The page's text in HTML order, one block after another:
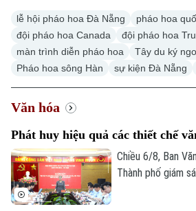
Chuyên mục
lễ hội pháo hoa Đà Nẵng
pháo hoa
đội pháo hoa Canada
đội pháo hoa
màn trình diễn pháo hoa
Tây du ký
Pháo hoa sông Hàn
sự kiện Đà Nẵng
Văn hóa
Phát huy hiệu quả các thiết chế
Chiều 6/8, Ban
Thành phố giám